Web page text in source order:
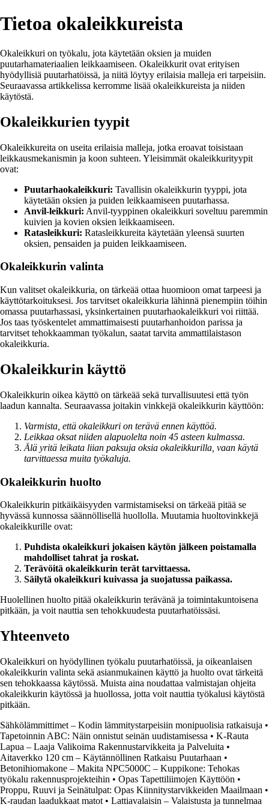
Tietoa okaleikkureista
Okaleikkuri on työkalu, jota käytetään oksien ja muiden
puutarhamateriaalien leikkaamiseen. Okaleikkurit ovat erityisen
hyödyllisiä puutarhatöissä, ja niitä löytyy erilaisia malleja eri tarpeisiin.
Seuraavassa artikkelissa kerromme lisää okaleikkureista ja niiden
käytöstä.
Okaleikkurien tyypit
Okaleikkureita on useita erilaisia malleja, jotka eroavat toisistaan
leikkausmekanismin ja koon suhteen. Yleisimmät okaleikkurityypit
ovat:
Puutarhaokaleikkuri: Tavallisin okaleikkurin tyyppi, jota
käytetään oksien ja puiden leikkaamiseen puutarhassa.
Anvil-leikkuri: Anvil-tyyppinen okaleikkuri soveltuu paremmin
kuivien ja kovien oksien leikkaamiseen.
Ratasleikkuri: Ratasleikkureita käytetään yleensä suurten
oksien, pensaiden ja puiden leikkaamiseen.
Okaleikkurin valinta
Kun valitset okaleikkuria, on tärkeää ottaa huomioon omat tarpeesi ja
käyttötarkoituksesi. Jos tarvitset okaleikkuria lähinnä pienempiin töihin
omassa puutarhassasi, yksinkertainen puutarhaokaleikkuri voi riittää.
Jos taas työskentelet ammattimaisesti puutarhanhoidon parissa ja
tarvitset tehokkaamman työkalun, saatat tarvita ammattilaistason
okaleikkuria.
Okaleikkurin käyttö
Okaleikkurin oikea käyttö on tärkeää sekä turvallisuutesi että työn
laadun kannalta. Seuraavassa joitakin vinkkejä okaleikkurin käyttöön:
Varmista, että okaleikkuri on terävä ennen käyttöä.
Leikkaa oksat niiden alapuolelta noin 45 asteen kulmassa.
Älä yritä leikata liian paksuja oksia okaleikkurilla, vaan käytä
tarvittaessa muita työkaluja.
Okaleikkurin huolto
Okaleikkurin pitkäikäisyyden varmistamiseksi on tärkeää pitää se
hyvässä kunnossa säännöllisellä huollolla. Muutamia huoltovinkkejä
okaleikkurille ovat:
Puhdista okaleikkuri jokaisen käytön jälkeen poistamalla
mahdolliset tahrat ja roskat.
Terävöitä okaleikkurin terät tarvittaessa.
Säilytä okaleikkuri kuivassa ja suojatussa paikassa.
Huolellinen huolto pitää okaleikkurin terävänä ja toimintakuntoisena
pitkään, ja voit nauttia sen tehokkuudesta puutarhatöissäsi.
Yhteenveto
Okaleikkuri on hyödyllinen työkalu puutarhatöissä, ja oikeanlaisen
okaleikkurin valinta sekä asianmukainen käyttö ja huolto ovat tärkeitä
sen tehokkaassa käytössä. Muista aina noudattaa valmistajan ohjeita
okaleikkurin käytössä ja huollossa, jotta voit nauttia työkalusi käytöstä
pitkään.
Sähkölämmittimet – Kodin lämmitystarpeisiin monipuolisia ratkaisuja •
Tapetoinnin ABC: Näin onnistut seinän uudistamisessa • K-Rauta
Lapua – Laaja Valikoima Rakennustarvikkeita ja Palveluita •
Aitaverkko 120 cm – Käytännöllinen Ratkaisu Puutarhaan •
Betonihiomakone – Makita NPC5000C – Kuppikone: Tehokas
työkalu rakennusprojekteihin • Opas Tapettiliimojen Käyttöön •
Proppu, Ruuvi ja Seinätulpat: Opas Kiinnitystarvikkeiden Maailmaan •
K-raudan laadukkaat matot • Lattiavalaisin – Valaistusta ja tunnelmaa